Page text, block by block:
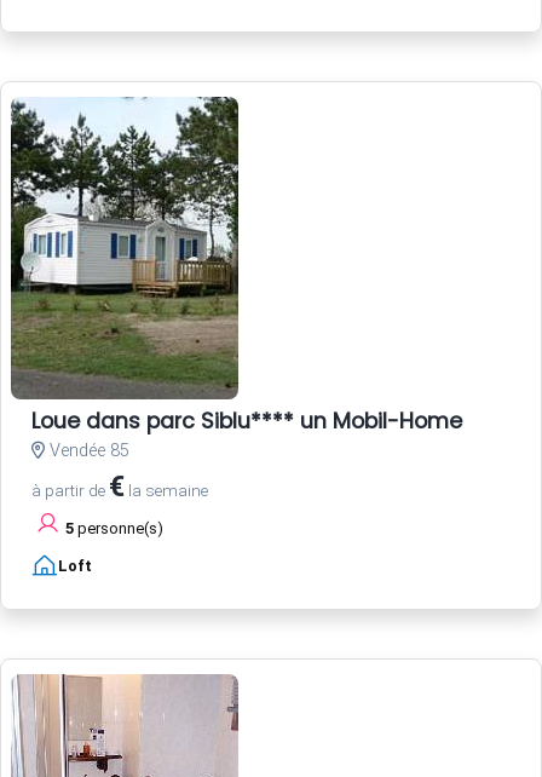
Loue dans parc Siblu**** un Mobil-Home
Vendée 85
à partir de € la semaine
5 personne(s)
Loft